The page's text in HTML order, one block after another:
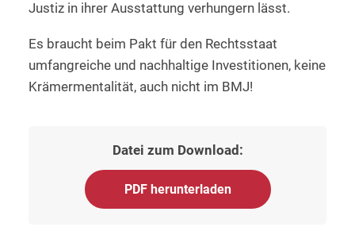
Justiz in ihrer Ausstattung verhungern lässt.
Es braucht beim Pakt für den Rechtsstaat
umfangreiche und nachhaltige Investitionen, keine
Krämermentalität, auch nicht im BMJ!
Datei zum Download:
PDF herunterladen